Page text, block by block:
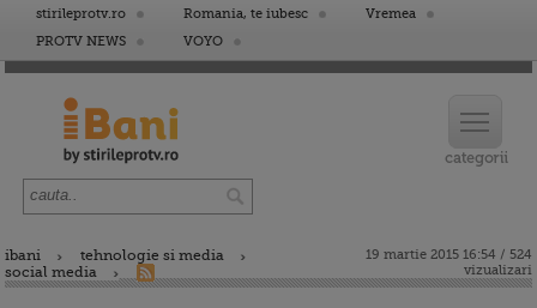
stirileprotv.ro Romania, te iubesc
Vremea
PROTV NEWS
VOYO
ibani
tehnologie si media
social media
19 martie 2015 16:54 / 524
vizualizari